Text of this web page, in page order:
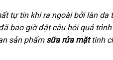
tự tin khi ra ngoài bởi làn
bao giờ đặt câu hỏi quá
sản phẩmsữa rửa mặttinh